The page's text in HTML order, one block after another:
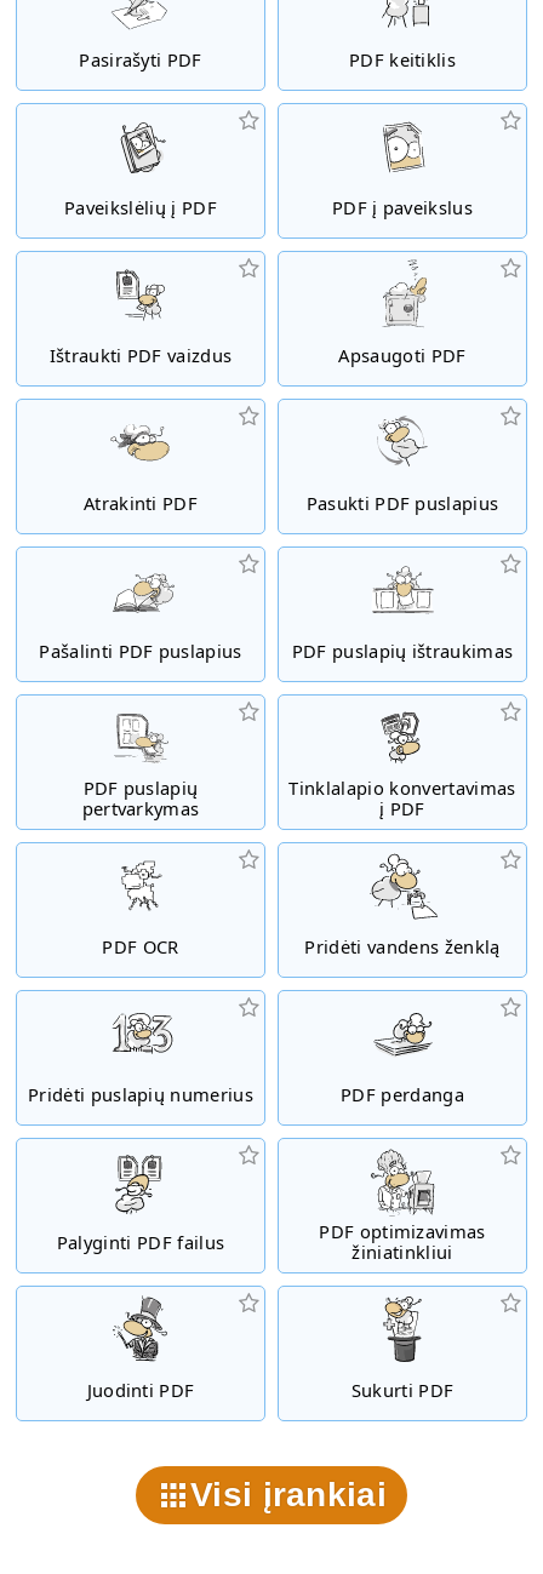
Pasirašyti PDF PDF keitiklis
Paveikslėlių į PDF PDF į paveikslus
Ištraukti PDF vaizdus Apsaugoti PDF
Atrakinti PDF Pasukti PDF puslapius
Pašalinti PDF puslapius PDF puslapių ištraukimas
PDF puslapių
pertvarkymas
Tinklalapio konvertavimas
į PDF
PDF OCR Pridėti vandens ženklą
Pridėti puslapių numerius PDF perdanga
Palyginti PDF failus
PDF optimizavimas
žiniatinkliui
Juodinti PDF Sukurti PDF
Visi įrankiai